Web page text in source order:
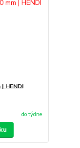
HENDI
do týdne